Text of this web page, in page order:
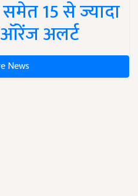
15 से ज्यादा
ऑरेंज अलर्ट
News